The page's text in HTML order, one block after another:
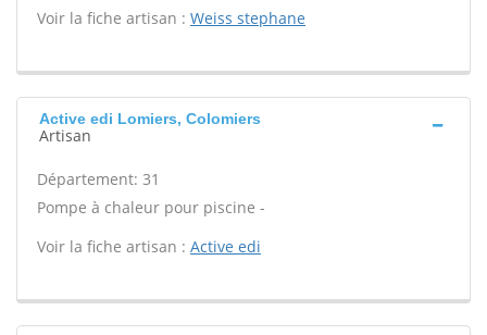
Voir la fiche artisan : Weiss stephane
Active edi Lomiers, Colomiers
Artisan
Département: 31
Pompe à chaleur pour piscine -
Voir la fiche artisan : Active edi